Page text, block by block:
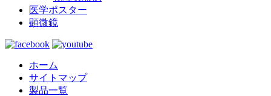
医学ポスター
顕微鏡
ホーム
サイトマップ
製品一覧